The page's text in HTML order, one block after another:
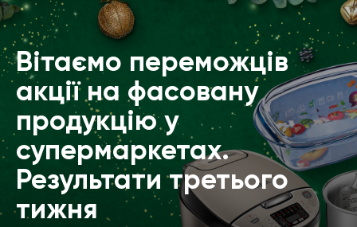
Вітаємо переможців
акції на фасовану
продукцію у
супермаркетах.
Результати третього
тижня